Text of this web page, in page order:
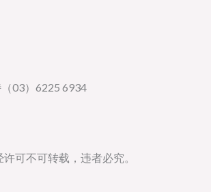
03）6225 6934
可不可转载，违者必究。